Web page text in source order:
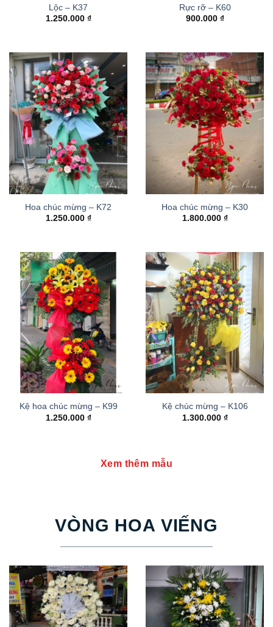
Lộc – K37
1.250.000 ₫
Rực rỡ – K60
900.000 ₫
Hoa chúc mừng – K72
1.250.000 ₫
Hoa chúc mừng – K30
1.800.000 ₫
Kệ hoa chúc mừng – K99
1.250.000 ₫
Kệ chúc mừng – K106
1.300.000 ₫
Xem thêm mẫu
VÒNG HOA VIẾNG